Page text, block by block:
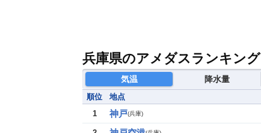
兵庫県のアメダスランキング
気温 降水量
順位 地点
1
神戸(兵庫)